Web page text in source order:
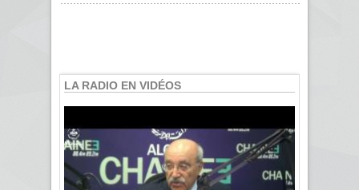
LA RADIO EN VIDÉOS